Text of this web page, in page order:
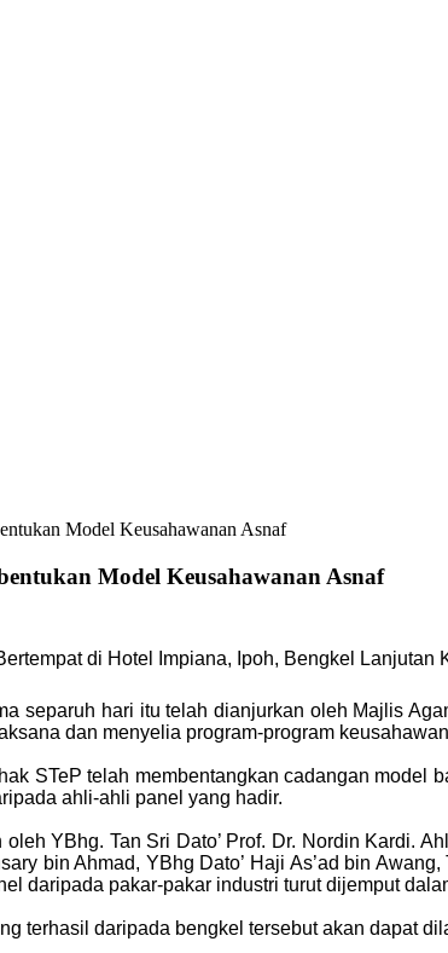
Model Keusahawanan Asnaf
Model Keusahawanan Asnaf
di Hotel Impiana, Ipoh, Bengkel
separuh hari itu telah dianjurkan oleh Majlis
dan menyelia program-program
STeP telah membentangkan cadangan
ahli-ahli panel yang hadir.
YBhg. Tan Sri Dato’ Prof. Dr. Nordin Kardi.
bin Ahmad, YBhg Dato’ Haji As’ad bin
daripada pakar-pakar industri turut dijemput
terhasil daripada bengkel tersebut akan dapat